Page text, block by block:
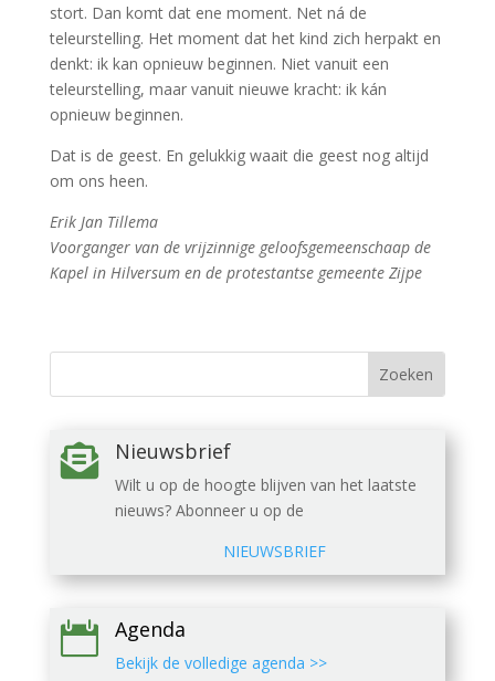
stort. Dan komt dat ene moment. Net ná de
teleurstelling. Het moment dat het kind zich herpakt en
denkt: ik kan opnieuw beginnen. Niet vanuit een
teleurstelling, maar vanuit nieuwe kracht: ik kán
opnieuw beginnen.
Dat is de geest. En gelukkig waait die geest nog altijd
om ons heen.
Erik Jan Tillema
Voorganger van de vrijzinnige geloofsgemeenschaap de
Kapel in Hilversum en de protestantse gemeente Zijpe
 Nieuwsbrief
Wilt u op de hoogte blijven van het laatste
nieuws? Abonneer u op de
NIEUWSBRIEF
 Agenda
Bekijk de volledige agenda >>